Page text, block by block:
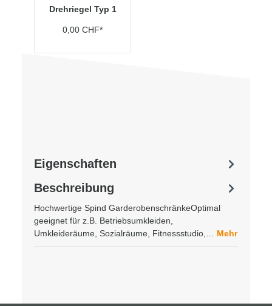
Drehriegel Typ 1
0,00 CHF*
Beschreibung
Hochwertige Spind GarderobenschränkeOptimal
geeignet für z.B. Betriebsumkleiden,
Umkleideräume, Sozialräume, Fitnessstudio,… Mehr
Eigenschaften